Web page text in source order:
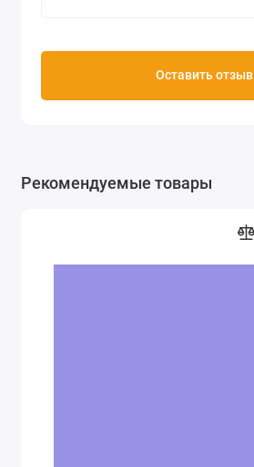
Оставить отзыв
Рекомендуемые товары